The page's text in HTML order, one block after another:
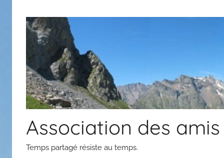
contenu
Association des
Temps partagé résiste au temps.